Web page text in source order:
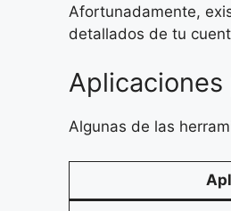
Afortunadamente,
detallados de tu
Algunas de las